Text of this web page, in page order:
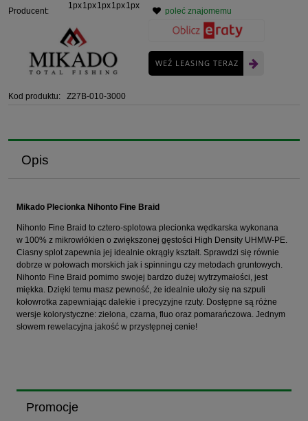
Producent:
Kod produktu: Z27B-010-3000
poleć znajomemu
WEŹ LEASING TERAZ
Opis
Mikado Plecionka Nihonto Fine Braid
Nihonto Fine Braid to cztero-splotowa plecionka wędkarska wykonana
w 100% z mikrowłókien o zwiększonej gęstości High Density UHMW-PE.
Ciasny splot zapewnia jej idealnie okrągły kształt. Sprawdzi się równie
dobrze w połowach morskich jak i spinningu czy metodach gruntowych.
Nihonto Fine Braid pomimo swojej bardzo dużej wytrzymałości, jest
miękka. Dzięki temu masz pewność, że idealnie ułoży się na szpuli
kołowrotka zapewniając dalekie i precyzyjne rzuty. Dostępne są różne
wersje kolorystyczne: zielona, czarna, fluo oraz pomarańczowa. Jednym
słowem rewelacyjna jakość w przystępnej cenie!
Promocje